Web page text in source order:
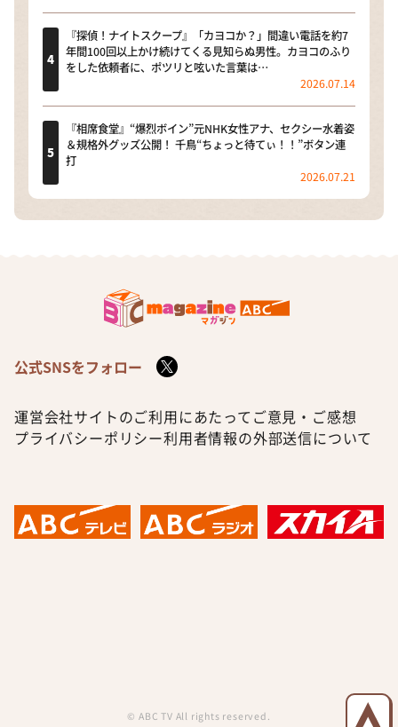
『探偵！ナイトスクープ』「カヨコか？」間違い電話を約7
年間100回以上かけ続けてくる見知らぬ男性。カヨコのふり
をした依頼者に、ポツリと呟いた言葉は…
2026.07.14
『相席食堂』“爆烈ボイン”元NHK女性アナ、セクシー水着姿
＆規格外グッズ公開！ 千鳥“ちょっと待てぃ！！”ボタン連
打
2026.07.21
公式SNSをフォロー
運営会社サイトのご利用にあたって ご意見・ご感想
プライバシーポリシー利用者情報の外部送信について
© ABC TV All rights reserved.